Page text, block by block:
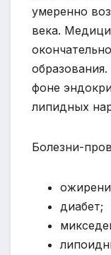
умеренно
века.
фоне
липидных
Болезни-
диабет;